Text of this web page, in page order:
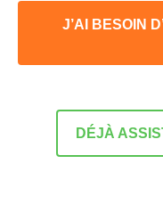
J’AI BESOIN
DÉJÀ